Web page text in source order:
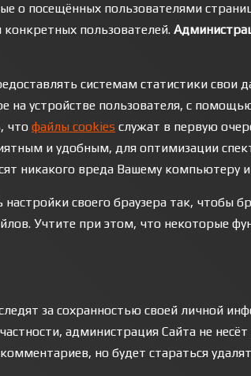
о посещённых пользователями
пользователей.
системам статистики свои
на устройстве пользователя, с
что файлы cookies служат в первую
и удобным, для оптимизации
никакого вреда Вашему компьютеру
своего браузера так, чтобы
Учтите при этом, что некоторые
за сохранностью своей личной
администрация Сайта не
но будет стараться